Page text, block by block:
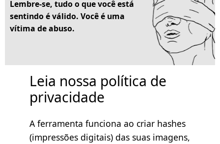
Lembre-se, tudo o que você está
sentindo é válido. Você é uma
vítima de abuso.
Leia nossa política de
privacidade
A ferramenta funciona ao criar hashes
(impressões digitais) das suas imagens,